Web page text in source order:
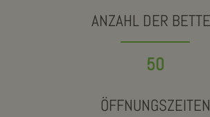
ANZAHL DER
50
ÖFFNUNGSZEITEN